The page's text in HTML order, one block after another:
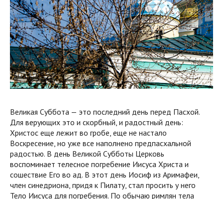
Великая Суббота — это последний день перед Пасхой.
Для верующих это и скорбный, и радостный день:
Христос еще лежит во гробе, еще не настало
Воскресение, но уже все наполнено предпасхальной
радостью. В день Великой Субботы Церковь
воспоминает телесное погребение Иисуса Христа и
сошествие Его во ад. В этот день Иосиф из Аримафеи,
член синедриона, придя к Пилату, стал просить у него
Тело Иисуса для погребения. По обычаю римлян тела